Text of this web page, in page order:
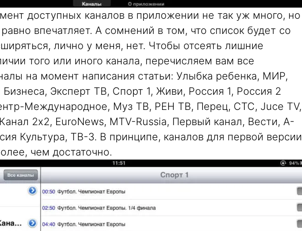
доступных каналов в приложении не так уж много, но
впечатляет. А сомнений в том, что список будет со
лично у меня, нет. Чтобы отсеять лишние
того или иного канала, перечисляем вам все
на момент написания статьи: Улыбка ребенка, МИР,
Эксперт ТВ, Спорт 1, Живи, Россия 1, Россия 2
Международное, Муз ТВ, РЕН ТВ, Перец, СТС, Juce TV,
2х2, EuroNews, MTV-Russia, Первый канал, Вести, A-
Культура, ТВ-3. В принципе, каналов для первой версии
чем достаточно.